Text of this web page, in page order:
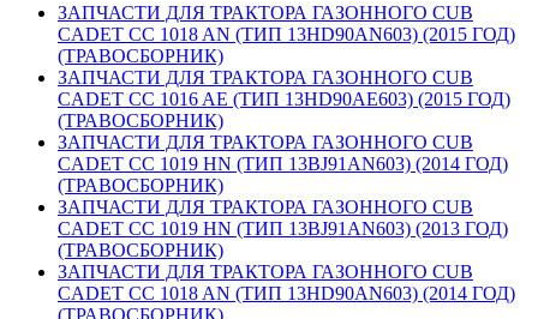
ЗАПЧАСТИ ДЛЯ ТРАКТОРА ГАЗОННОГО CUB
CADET CC 1018 AN (ТИП 13HD90AN603) (2015 ГОД)
(ТРАВОСБОРНИК)
ЗАПЧАСТИ ДЛЯ ТРАКТОРА ГАЗОННОГО CUB
CADET CC 1016 AE (ТИП 13HD90AE603) (2015 ГОД)
(ТРАВОСБОРНИК)
ЗАПЧАСТИ ДЛЯ ТРАКТОРА ГАЗОННОГО CUB
CADET CC 1019 HN (ТИП 13BJ91AN603) (2014 ГОД)
(ТРАВОСБОРНИК)
ЗАПЧАСТИ ДЛЯ ТРАКТОРА ГАЗОННОГО CUB
CADET CC 1019 HN (ТИП 13BJ91AN603) (2013 ГОД)
(ТРАВОСБОРНИК)
ЗАПЧАСТИ ДЛЯ ТРАКТОРА ГАЗОННОГО CUB
CADET CC 1018 AN (ТИП 13HD90AN603) (2014 ГОД)
(ТРАВОСБОРНИК)